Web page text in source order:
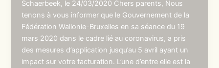
Schaerbeek, le 24/03/2020 Chers parents, Nous
tenons à vous informer que le Gouvernement de la
Fédération Wallonie-Bruxelles en sa séance du 19
mars 2020 dans le cadre lié au coronavirus, a pris
des mesures d’application jusqu’au 5 avril ayant un
impact sur votre facturation. L’une d’entre elle est la